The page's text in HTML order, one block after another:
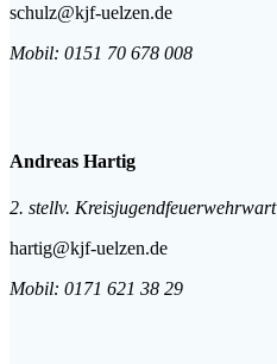
schulz@kjf-uelzen.de
Mobil: 0151 70 678 008
Andreas Hartig
2. stellv. Kreisjugendfeuerwehrwart
hartig@kjf-uelzen.de
Mobil: 0171 621 38 29